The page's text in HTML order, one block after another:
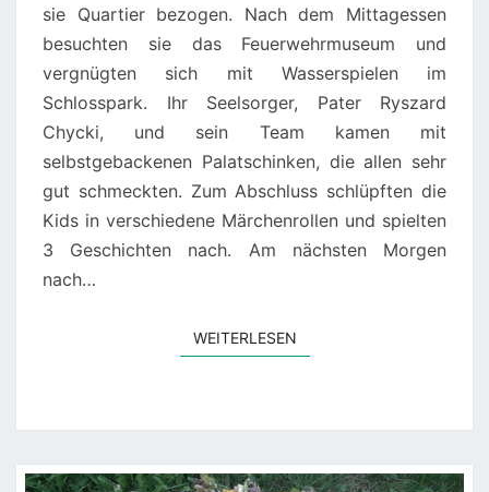
sie Quartier bezogen. Nach dem Mittagessen
besuchten sie das Feuerwehrmuseum und
vergnügten sich mit Wasserspielen im
Schlosspark. Ihr Seelsorger, Pater Ryszard
Chycki, und sein Team kamen mit
selbstgebackenen Palatschinken, die allen sehr
gut schmeckten. Zum Abschluss schlüpften die
Kids in verschiedene Märchenrollen und spielten
3 Geschichten nach. Am nächsten Morgen
nach…
WEITERLESENWEITERLESEN